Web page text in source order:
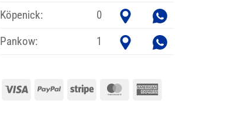
Köpenick:
0
Pankow:
1
Visa PayPalStripe MasterCard